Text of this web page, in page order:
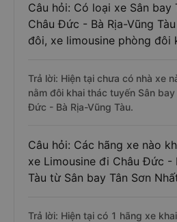
Câu hỏi: Có loại xe Sân bay
Châu Đức - Bà Rịa-Vũng
đôi, xe limousine phòng đôi
Trả lời: Hiện tại chưa có nhà xe
nằm đôi khai thác tuyến Sân
Đức - Bà Rịa-Vũng Tàu.
Câu hỏi: Các hãng xe nào
xe Limousine đi Châu Đức -
Tàu từ Sân bay Tân Sơn
Trả lời: Hiện tại có 1 hãng xe